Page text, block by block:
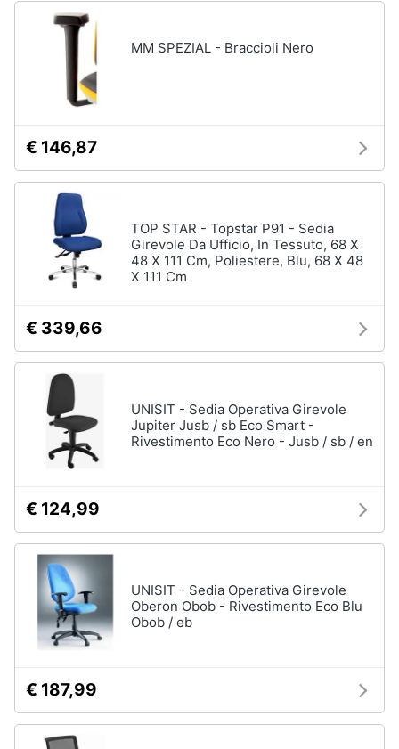
MM SPEZIAL - Braccioli Nero
€ 146,87
TOP STAR - Topstar P91 - Sedia
Girevole Da Ufficio, In Tessuto, 68 X
48 X 111 Cm, Poliestere, Blu, 68 X 48
X 111 Cm
€ 339,66
UNISIT - Sedia Operativa Girevole
Jupiter Jusb / sb Eco Smart -
Rivestimento Eco Nero - Jusb / sb / en
€ 124,99
UNISIT - Sedia Operativa Girevole
Oberon Obob - Rivestimento Eco Blu
Obob / eb
€ 187,99